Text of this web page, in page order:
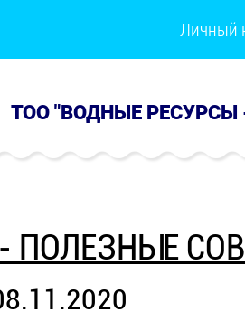
Личный
ТОО "ВОДНЫЕ РЕСУРСЫ
ПОЛЕЗНЫЕ